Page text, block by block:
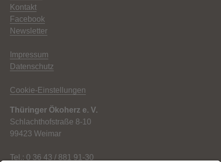
Kontakt
Facebook
Newsletter
Impressum
Datenschutz
Cookie-Einstellungen
Thüringer Ökoherz e. V.
Schlachthofstraße 8-10
99423 Weimar
Tel.: 0 36 43 / 881 91-30